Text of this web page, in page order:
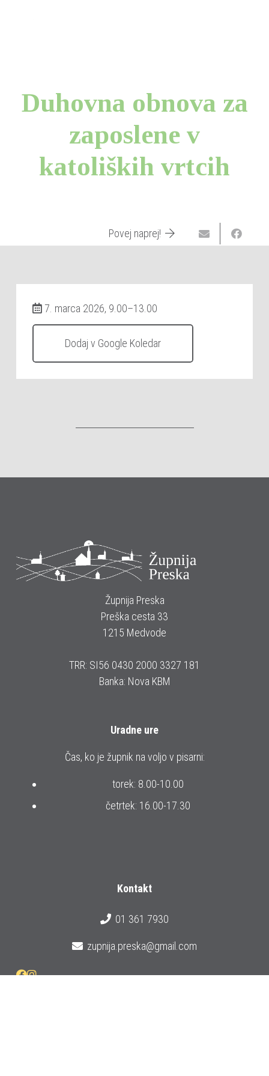
Duhovna obnova za
zaposlene v
katoliških vrtcih
Povej naprej!
7. marca 2026, 9.00–13.00
Dodaj v Google Koledar
Župnija Preska
Preška cesta 33
1215 Medvode
TRR: SI56 0430 2000 3327 181
Banka: Nova KBM
Uradne ure
Čas, ko je župnik na voljo v pisarni:
torek: 8.00-10.00
četrtek: 16.00-17.30
Kontakt
01 361 7930
zupnija.preska@gmail.com